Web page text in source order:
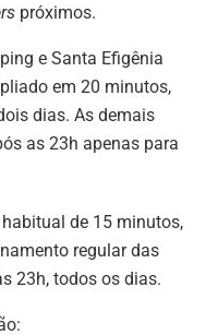
próximos.
e Santa Efigênia
em 20 minutos,
dias. As demais
as 23h apenas para
de 15 minutos,
regular das
23h, todos os dias.